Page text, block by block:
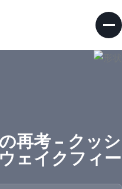
再考 – クッシ
ェイクフィー